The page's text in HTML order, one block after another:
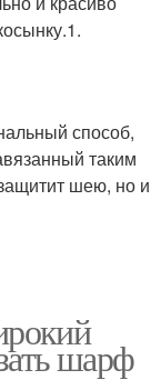
способ,
таким
шею, но и
шарф